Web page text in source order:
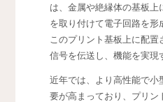
は、金属や絶縁体の基板上
を取り付けて電子回路を形
このプリント基板上に配
信号を伝送し、機能を実現
近年では、より高性能で小
要が高まっており、プリン